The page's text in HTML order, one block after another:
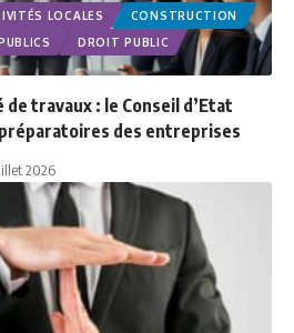
LOCALES
CONSTRUCTION
DROIT PUBLIC
de travaux : le Conseil d’Etat
des entreprises
2026